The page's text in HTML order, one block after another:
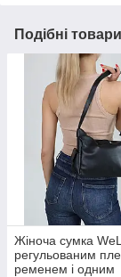
Подібні
Жіноча сумка
регульованим
ременем і одним